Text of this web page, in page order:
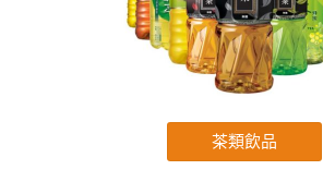
茶類飲品